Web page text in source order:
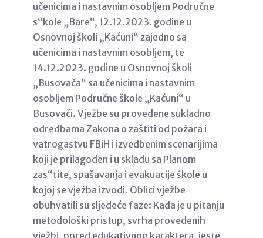
učenicima i nastavnim osobljem Područne
s“kole „Bare“, 12.12.2023. godine u
Osnovnoj školi „Kaćuni“ zajedno sa
učenicima i nastavnim osobljem, te
14.12.2023. godine u Osnovnoj školi
„Busovača“ sa učenicima i nastavnim
osobljem Područne škole „Kaćuni“ u
Busovači. Vježbe su provedene sukladno
odredbama Zakona o zaštiti od pożara i
vatrogastvu FBiH i izvedbenim scenarijima
koji je prilagoden i u skladu sa Planom
zas“tite, spašavanja i evakuacije śkole u
kojoj se vjeżba izvodi. Oblici vježbe
obuhvatili su sljedeće faze: Kada je u pitanju
metodološki pristup, svrha provedenih